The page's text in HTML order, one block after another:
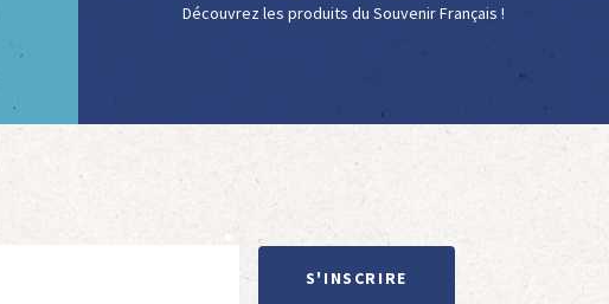
Découvrez les produits du Souvenir Français !
S'INSCRIRE